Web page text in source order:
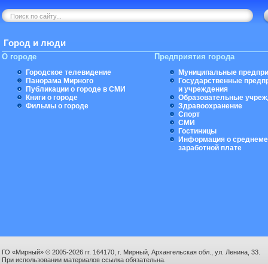
Город и люди
О городе
Городское телевидение
Панорама Мирного
Публикации о городе в СМИ
Книги о городе
Фильмы о городе
Предприятия города
Муниципальные
Государственные
и учреждения
Образовательные
Здравоохранение
Спорт
СМИ
Гостиницы
Информация о
заработной плате
ГО «Мирный» © 2005-2026 гг. 164170, г. Мирный, Архангельская обл., ул. Ленина, 33.
При использовании материалов ссылка обязательна.